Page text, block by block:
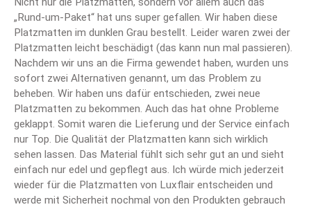
„Rund-um-Paket“ hat uns super gefallen. Wir haben diese
Platzmatten im dunklen Grau bestellt. Leider waren zwei der
Platzmatten leicht beschädigt (das kann nun mal passieren).
Nachdem wir uns an die Firma gewendet haben, wurden uns
sofort zwei Alternativen genannt, um das Problem zu
beheben. Wir haben uns dafür entschieden, zwei neue
Platzmatten zu bekommen. Auch das hat ohne Probleme
geklappt. Somit waren die Lieferung und der Service einfach
nur Top. Die Qualität der Platzmatten kann sich wirklich
sehen lassen. Das Material fühlt sich sehr gut an und sieht
einfach nur edel und gepflegt aus. Ich würde mich jederzeit
wieder für die Platzmatten von Luxflair entscheiden und
werde mit Sicherheit nochmal von den Produkten gebrauch